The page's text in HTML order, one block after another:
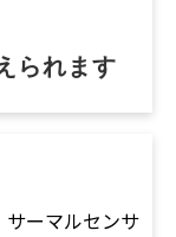
られます
ーマルセンサ